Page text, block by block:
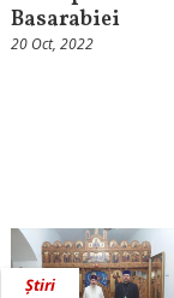
Basarabiei
20 Oct, 2022
Știri